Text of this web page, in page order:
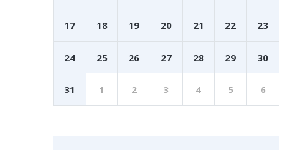
17 18 19 20 21 22 23
24 25 26 27 28 29 30
31 1 2 3 4 5 6